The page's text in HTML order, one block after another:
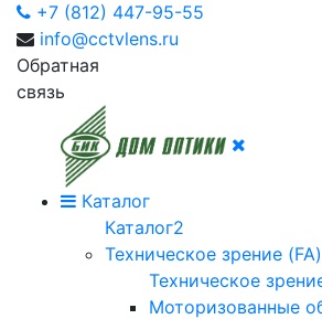
+7 (812) 447-95-55
info@cctvlens.ru
Обратная
связь
Каталог
Каталог2
Техническое зрение (FA)
Техническое
Моторизованные